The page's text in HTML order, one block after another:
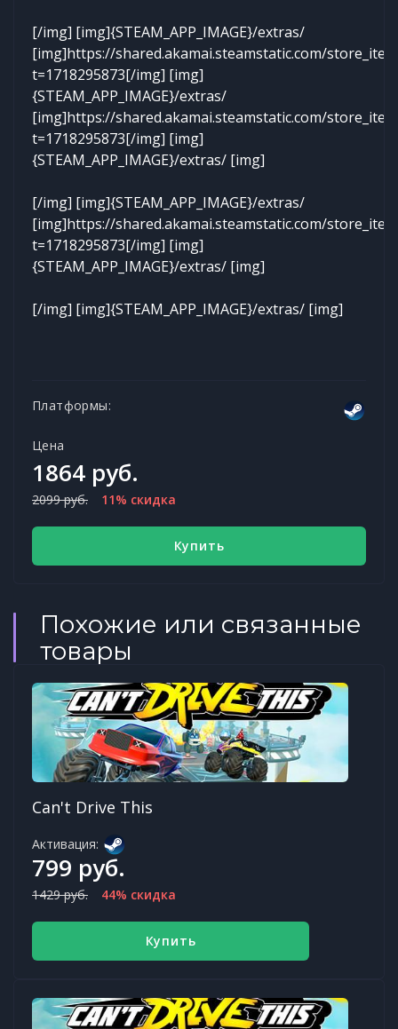
[/img] [img]{STEAM_APP_IMAGE}/extras/
[img]https://shared.akamai.steamstatic.com/
t=1718295873[/img] [img]
{STEAM_APP_IMAGE}/extras/
[img]https://shared.akamai.steamstatic.com/
t=1718295873[/img] [img]
{STEAM_APP_IMAGE}/extras/ [img]
[/img] [img]{STEAM_APP_IMAGE}/extras/
[img]https://shared.akamai.steamstatic.com/
t=1718295873[/img] [img]
{STEAM_APP_IMAGE}/extras/ [img]
[/img] [img]{STEAM_APP_IMAGE}/extras/ [img]
Платформы:
Цена
1864 руб.
2099 руб. 11% скидка
Купить
Похожие или связанные
товары
Can't Drive This
Активация:
799 руб.
1429 руб. 44% скидка
Купить